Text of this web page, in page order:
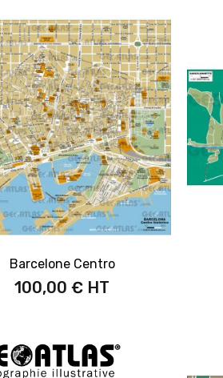
Barcelone Centro
100,00 €